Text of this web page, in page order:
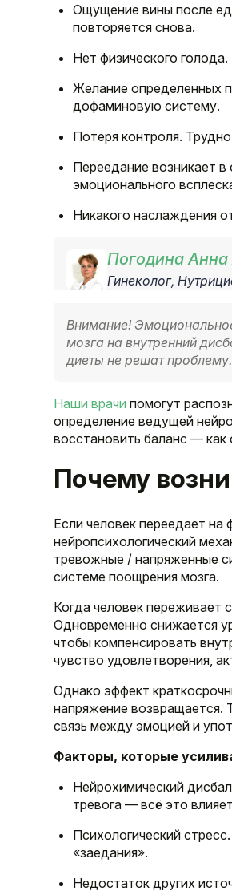
Ощущение вины после
повторяется снова.
Нет физического
Желание определенных
дофаминовую систему.
Потеря контроля.
Переедание возникает
эмоционального
Никакого наслаждения
Погодина
Гинеколог,
Внимание!
мозга на внутренний
диеты не решат
Наши врачи помогут
определение ведущей
восстановить баланс — как
Почему
Если человек переедает
нейропсихологический
тревожные / напряженные
системе поощрения мозга.
Когда человек переживает
Одновременно снижается
чтобы компенсировать
чувство удовлетворения,
Однако эффект
напряжение
связь между эмоцией и
Факторы, которые
Нейрохимический
тревога — всё это
Психологический
«заедания».
Недостаток других